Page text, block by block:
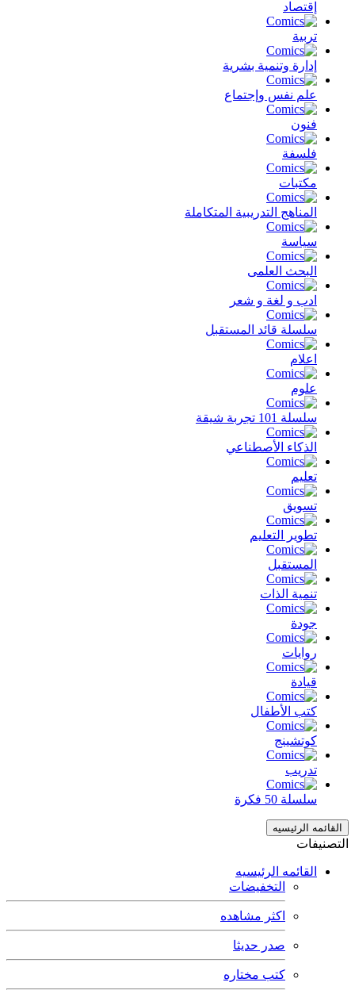
إقتصاد
تربية
إدارة وتنمية بشرية
علم نفس وإجتماع
فنون
فلسفة
مكتبات
المناهج التدريبية المتكاملة
سياسة
البحث العلمى
ادب و لغة و شعر
سلسلة قائد المستقبل
اعلام
علوم
سلسلة 101 تجربة شيقة
الذكاء الأصطناعي
تعليم
تسويق
تطوير التعليم
المستقبل
تنمية الذات
جودة
روايات
قيادة
كتب الأطفال
كوتشينج
تدريب
سلسلة 50 فكرة
القائمه الرئيسيه
التصنيفات
القائمه الرئيسيه
التخفيضات
اكثر مشاهده
صدر حديثا
كتب مختاره